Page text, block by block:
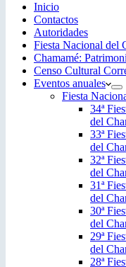
Inicio
Contactos
Autoridades
Fiesta Nacional del
Chamamé:
Censo Cultural
Eventos anuales
Fiesta
34ª
del
33ª
del
32ª
del
31ª
del
30ª
del
29ª
del
28ª